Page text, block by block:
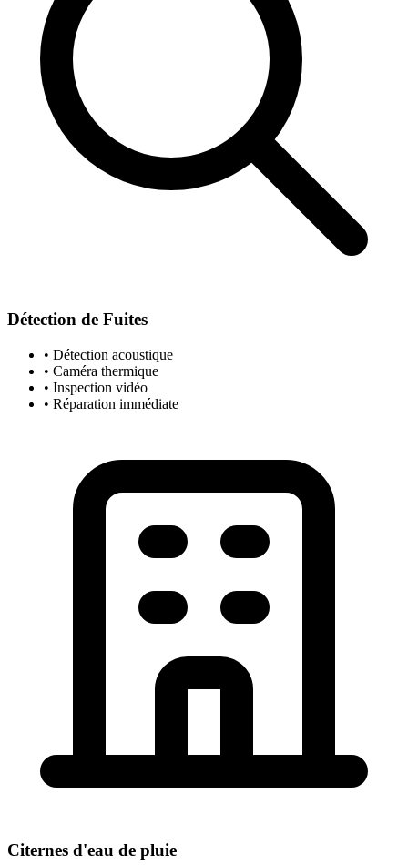
Détection de Fuites
• Détection acoustique
• Caméra thermique
• Inspection vidéo
• Réparation immédiate
Citernes d'eau de pluie